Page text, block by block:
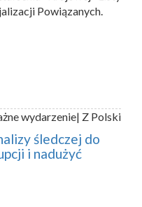
Powiązanych.
wydarzenie| Z Polski
śledczej do
i nadużyć